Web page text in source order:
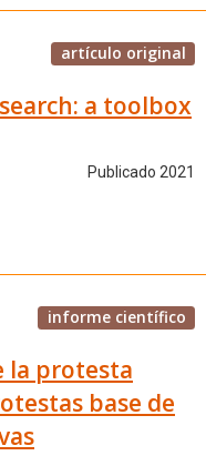
artículo original
a toolbox
Publicado 2021
informe científico
la protesta
base de